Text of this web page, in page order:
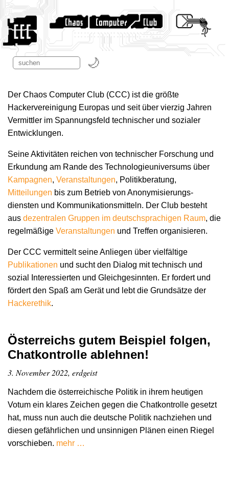
Der Chaos Computer Club (CCC) ist die größte
Hackervereinigung Europas und seit über vierzig Jahren
Vermittler im Spannungsfeld technischer und sozialer
Entwicklungen.
Seine Aktivitäten reichen von technischer Forschung und
Erkundung am Rande des Technologie­universums über
Kampagnen, Veranstaltungen, Politikberatung,
Mitteilungen bis zum Betrieb von Anonymisierungs­
diensten und Kommunikations­mitteln. Der Club besteht
aus dezentralen Gruppen im deutschsprachigen Raum, die
regelmäßige Veranstaltungen und Treffen organisieren.
Der CCC vermittelt seine Anliegen über vielfältige
Publikationen und sucht den Dialog mit technisch und
sozial Interessierten und Gleichgesinnten. Er fordert und
fördert den Spaß am Gerät und lebt die Grundsätze der
Hacker­ethik.
Österreichs gutem Beispiel folgen,
Chatkontrolle ablehnen!
3. November 2022, erdgeist
Nachdem die österreichische Politik in ihrem heutigen
Votum ein klares Zeichen gegen die Chatkontrolle gesetzt
hat, muss nun auch die deutsche Politik nachziehen und
diesen gefährlichen und unsinnigen Plänen einen Riegel
vorschieben. mehr …